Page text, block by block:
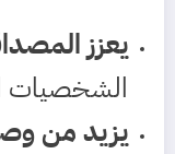
يعزز
الشخصيات
يزيد من